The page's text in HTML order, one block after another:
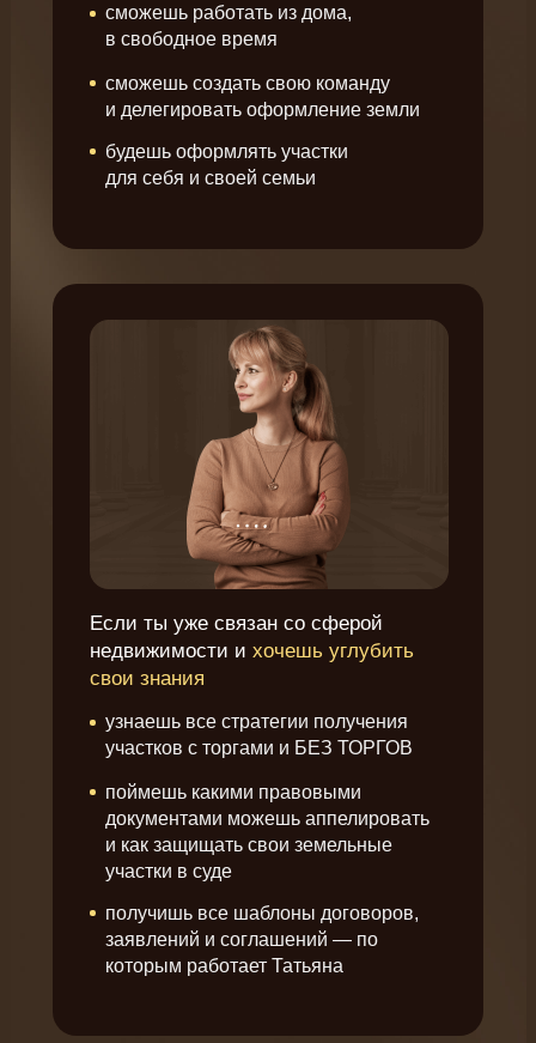
сможешь работать из дома,
в свободное время
сможешь создать свою команду
и делегировать оформление земли
будешь оформлять участки
для себя и своей семьи
Если ты уже связан со сферой
недвижимости и хочешь углубить
свои знания
узнаешь все стратегии получения
участков с торгами и БЕЗ ТОРГОВ
поймешь какими правовыми
документами можешь аппелировать
и как защищать свои земельные
участки в суде
получишь все шаблоны договоров,
заявлений и соглашений — по
которым работает Татьяна